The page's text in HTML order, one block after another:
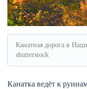
Канатная дорога в
shutterstock
Канатка ведёт к